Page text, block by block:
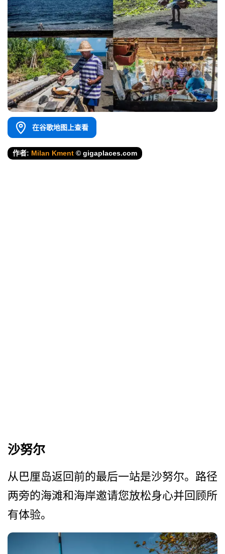
在谷歌地图上查看
作者: Milan Kment © gigaplaces.com
沙努尔
从巴厘岛返回前的最后一站是­沙努尔。路径
两旁的海滩和海岸邀请您放松身心并回顾­所
有体验。